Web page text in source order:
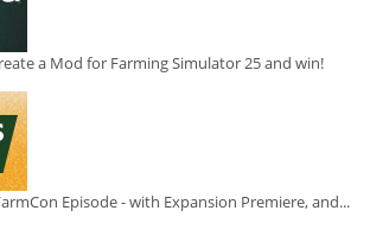
a Mod for Farming Simulator 25 and win!
Episode - with Expansion Premiere, and...